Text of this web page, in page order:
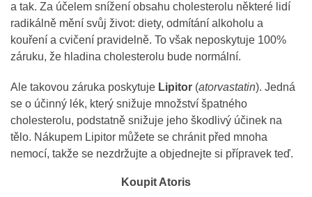
a tak. Za účelem snížení obsahu cholesterolu některé lidí
radikálně mění svůj život: diety, odmítání alkoholu a
kouření a cvičení pravidelně. To však neposkytuje 100%
záruku, že hladina cholesterolu bude normální.
Ale takovou záruka poskytuje Lipitor (atorvastatin). Jedná
se o účinný lék, který snižuje množství špatného
cholesterolu, podstatně snižuje jeho škodlivý účinek na
tělo. Nákupem Lipitor můžete se chránit před mnoha
nemocí, takže se nezdržujte a objednejte si přípravek teď.
Koupit Atoris